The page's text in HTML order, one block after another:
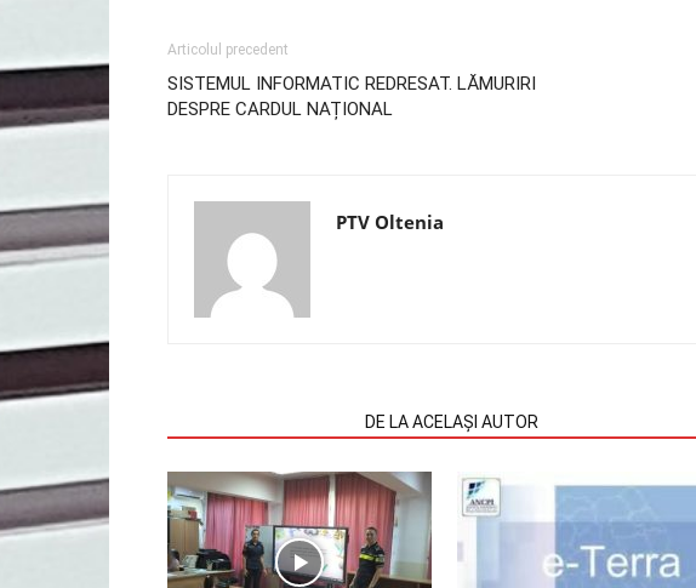
Articolul precedent
SISTEMUL INFORMATIC REDRESAT. LĂMURIRI
DESPRE CARDUL NAȚIONAL
PTV Oltenia
DE LA ACELAȘI AUTOR